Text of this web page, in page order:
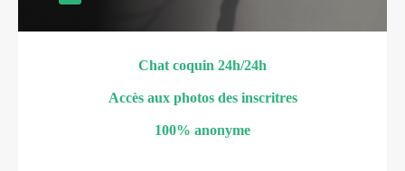
Chat coquin 24h/24h
Accès aux photos des inscritres
100% anonyme